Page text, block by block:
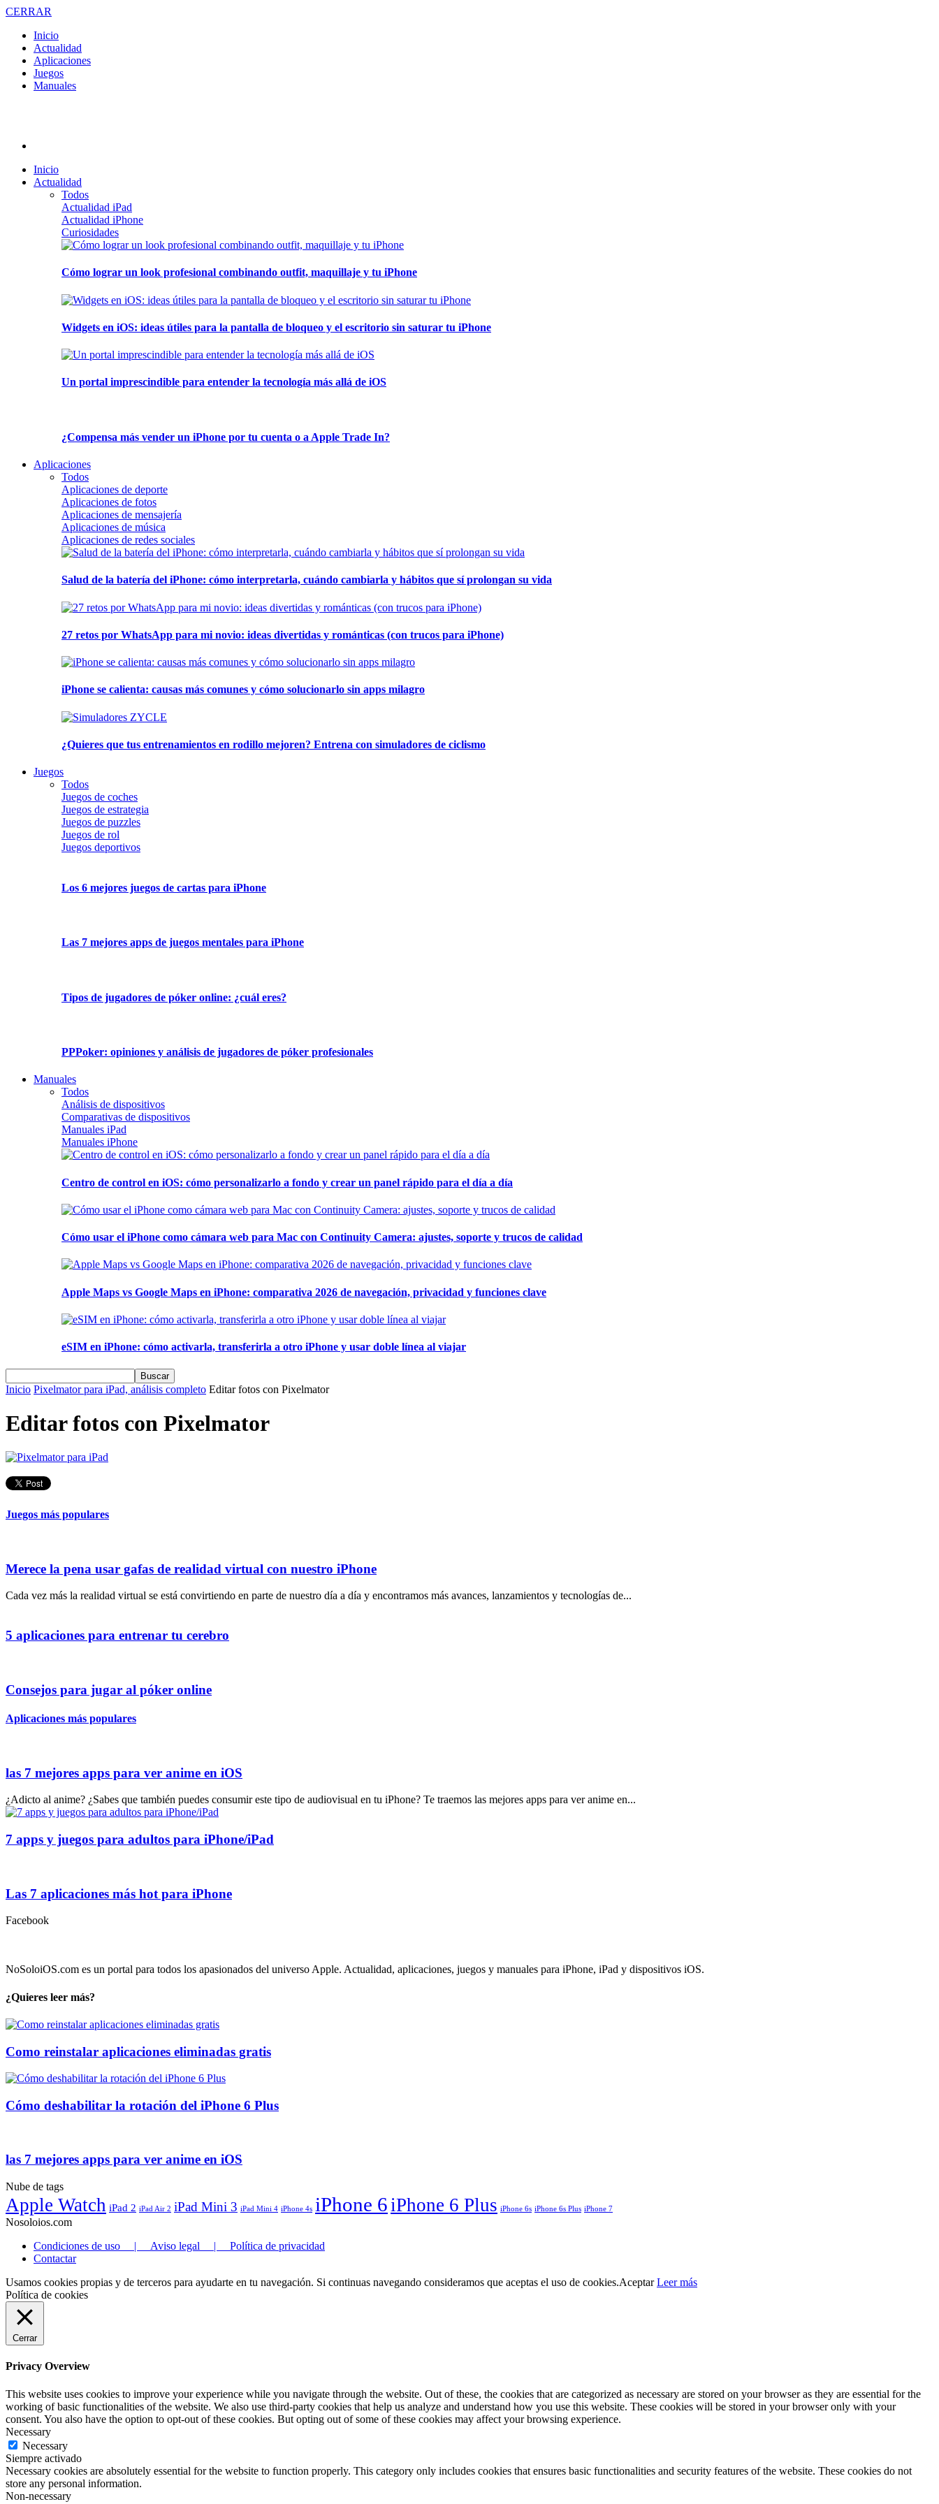
CERRAR
Inicio
Actualidad
Aplicaciones
Juegos
Manuales
Inicio
Actualidad
Todos
Actualidad iPad
Actualidad iPhone
Curiosidades
Cómo lograr un look profesional combinando outfit, maquillaje y tu iPhone
Widgets en iOS: ideas útiles para la pantalla de bloqueo y el escritorio sin saturar tu iPhone
Un portal imprescindible para entender la tecnología más allá de iOS
¿Compensa más vender un iPhone por tu cuenta o a Apple Trade In?
Aplicaciones
Todos
Aplicaciones de deporte
Aplicaciones de fotos
Aplicaciones de mensajería
Aplicaciones de música
Aplicaciones de redes sociales
Salud de la batería del iPhone: cómo interpretarla, cuándo cambiarla y hábitos que sí prolongan su vida
27 retos por WhatsApp para mi novio: ideas divertidas y románticas (con trucos para iPhone)
iPhone se calienta: causas más comunes y cómo solucionarlo sin apps milagro
¿Quieres que tus entrenamientos en rodillo mejoren? Entrena con simuladores de ciclismo
Juegos
Todos
Juegos de coches
Juegos de estrategia
Juegos de puzzles
Juegos de rol
Juegos deportivos
Los 6 mejores juegos de cartas para iPhone
Las 7 mejores apps de juegos mentales para iPhone
Tipos de jugadores de póker online: ¿cuál eres?
PPPoker: opiniones y análisis de jugadores de póker profesionales
Manuales
Todos
Análisis de dispositivos
Comparativas de dispositivos
Manuales iPad
Manuales iPhone
Centro de control en iOS: cómo personalizarlo a fondo y crear un panel rápido para el día a día
Cómo usar el iPhone como cámara web para Mac con Continuity Camera: ajustes, soporte y trucos de calidad
Apple Maps vs Google Maps en iPhone: comparativa 2026 de navegación, privacidad y funciones clave
eSIM en iPhone: cómo activarla, transferirla a otro iPhone y usar doble línea al viajar
Inicio Pixelmator para iPad, análisis completo Editar fotos con Pixelmator
Editar fotos con Pixelmator
Juegos más populares
Merece la pena usar gafas de realidad virtual con nuestro iPhone
Cada vez más la realidad virtual se está convirtiendo en parte de nuestro día a día y encontramos más avances, lanzamientos y tecnologías de...
5 aplicaciones para entrenar tu cerebro
Consejos para jugar al póker online
Aplicaciones más populares
las 7 mejores apps para ver anime en iOS
¿Adicto al anime? ¿Sabes que también puedes consumir este tipo de audiovisual en tu iPhone? Te traemos las mejores apps para ver anime en...
7 apps y juegos para adultos para iPhone/iPad
Las 7 aplicaciones más hot para iPhone
Facebook
NoSoloiOS.com es un portal para todos los apasionados del universo Apple. Actualidad, aplicaciones, juegos y manuales para iPhone, iPad y dispositivos iOS.
¿Quieres leer más?
Como reinstalar aplicaciones eliminadas gratis
Cómo deshabilitar la rotación del iPhone 6 Plus
las 7 mejores apps para ver anime en iOS
Nube de tags
Apple Watch iPad 2 iPad Air 2 iPad Mini 3 iPad Mini 4 iPhone 4s iPhone 6iPhone 6 Plus iPhone 6s iPhone 6s Plus iPhone 7
Nosoloios.com
Condiciones de uso | Aviso legal | Política de privacidad
Contactar
Usamos cookies propias y de terceros para ayudarte en tu navegación. Si continuas navegando consideramos que aceptas el uso de cookies.Aceptar Leer más
Política de cookies
Cerrar
Privacy Overview
This website uses cookies to improve your experience while you navigate through the website. Out of these, the cookies that are categorized as necessary are stored on your browser as they are essential for the
working of basic functionalities of the website. We also use third-party cookies that help us analyze and understand how you use this website. These cookies will be stored in your browser only with your
consent. You also have the option to opt-out of these cookies. But opting out of some of these cookies may affect your browsing experience.
Necessary
Necessary
Siempre activado
Necessary cookies are absolutely essential for the website to function properly. This category only includes cookies that ensures basic functionalities and security features of the website. These cookies do not
store any personal information.
Non-necessary